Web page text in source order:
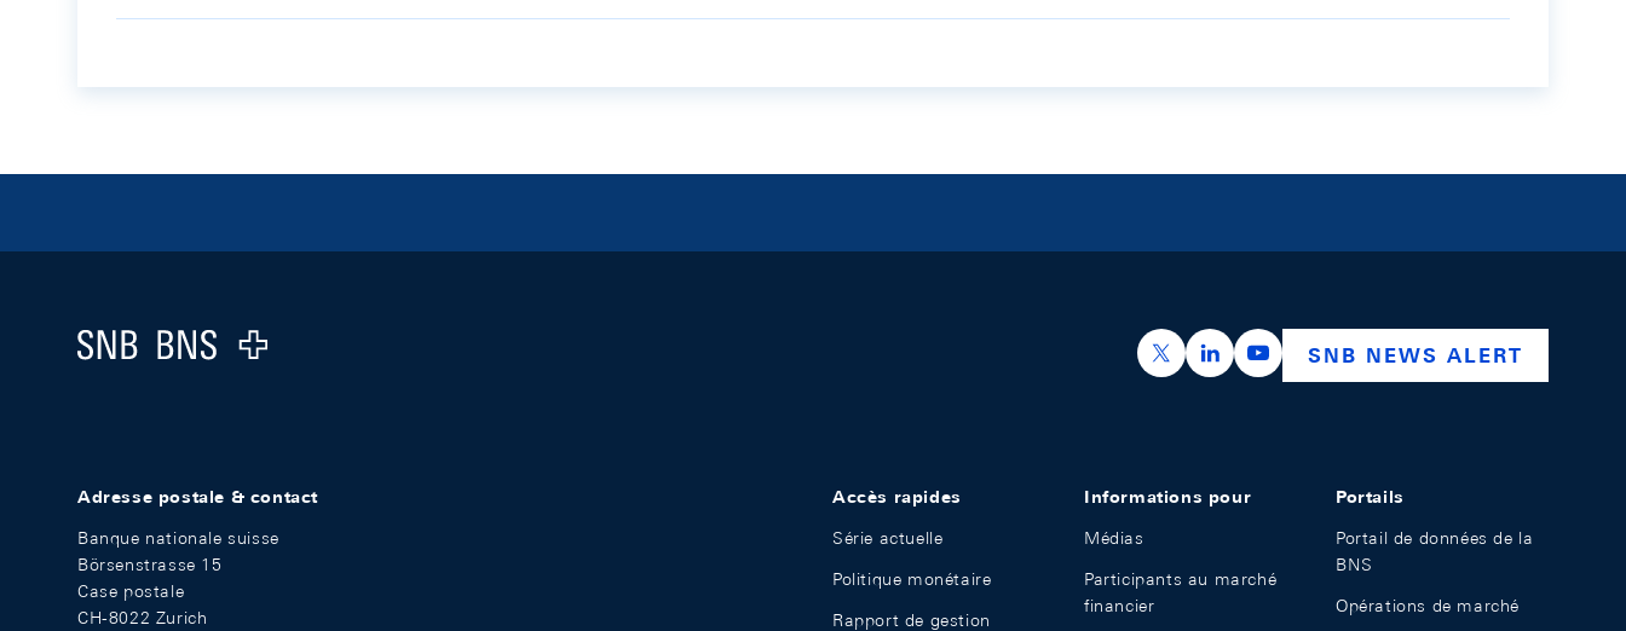
Logo
https://x.com/snb_bns
https://ch.linkedin.com/company/swiss-
https://www.youtube.com/
SNB NEWS ALERT
Adresse postale & contact
Banque nationale suisse
Börsenstrasse 15
Case postale
CH-8022 Zurich
Accès rapides
Série actuelle
Politique monétaire
Rapport de gestion
Informations pour
Médias
Participants au marché
financier
Portails
Portail de données de la
BNS
Opérations de marché